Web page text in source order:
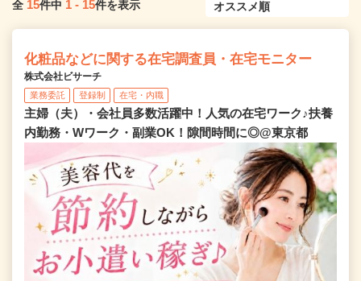
全 15件中 1 - 15件を表示
化粧品などに関する在宅調査員・在宅モニター
株式会社ビサーチ
業務委託 登録制 在宅・内職
主婦（夫）・会社員多数活躍中！人気の在宅ワーク♪扶養
内勤務・Wワーク・副業OK！隙間時間に◎@東京都